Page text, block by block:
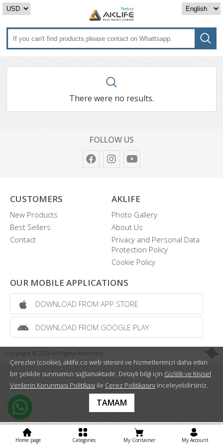
There were no results.
Çerezler (cookie), aklife.co web sitesini ve hizmetlerimizi daha etkin
bir şekilde sunmamızı sağlamaktadır. Detaylı bilgi için Gizlilik ve Kişisel
Verilerin Korunması Politikası ile Çerez Politikasını inceleyebilirsiniz.
TAMAM
FOLLOW US
CUSTOMERS
New Products
Best Sellers
Contact
AKLIFE
Photo Gallery
About Us
Privacy and Personal Data
Protection Policy
Cookie Policy
OUR MOBILE APPLICATIONS
DOWNLOAD FROM APP STORE
DOWNLOAD FROM GOOGLE PLAY
Copyright © 2026 All Rights Reserved.
Home page Categories My Container My Account